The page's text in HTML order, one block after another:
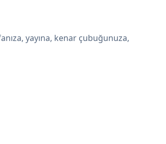
yayına, kenar çubuğunuza,